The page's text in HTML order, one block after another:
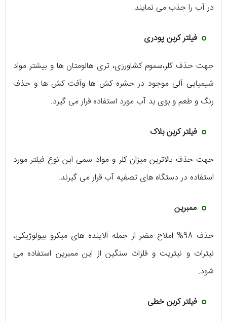
در آب را جذب می نمایند.
فیلتر کربن پودری
جهت حذف کلر،سموم کشاورزی، تری هالومتان ها و بیشتر مواد
شیمیایی آلی موجود در حشره کش ها وآفت کش ها و حذف
رنگ و طعم و بوی بد آب مورد استفاده قرار می گیرد.
فیلتر کربن بلاک
جهت حذف بالاترین میزان کلر و مواد سمی این نوع فیلتر مورد
استفاده در دستگاه های تصفیه آب قرار می گیرند.
ممبرین
حذف 98% املاح مضر از جمله آلاینده های میکرو بیولوژیکی،
نیترات و نیتریت و فلزات سنگین از این ممبرین استفاده می
شود.
فیلتر کربن خطی